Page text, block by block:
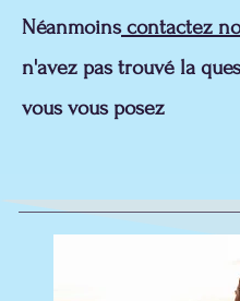
Néanmoinscontactez
n'avez pas trouvé la
vous vous posez